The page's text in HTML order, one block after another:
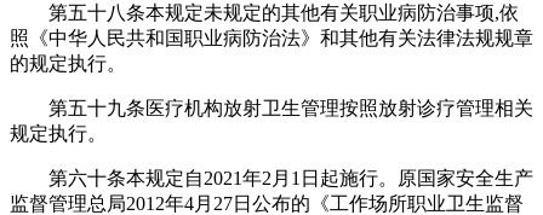
第五十八条本规定未规定的其他有关职业病防治事项,依
照《中华人民共和国职业病防治法》和其他有关法律法规规章
的规定执行。
第五十九条医疗机构放射卫生管理按照放射诊疗管理相关
规定执行。
第六十条本规定自2021年2月1日起施行。原国家安全生产
监督管理总局2012年4月27日公布的《工作场所职业卫生监督